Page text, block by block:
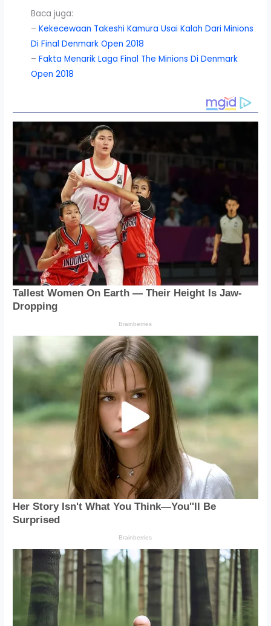
Baca juga:
–Kekecewaan Takeshi Kamura Usai Kalah Dari Minions
Di Final Denmark Open 2018
–Fakta Menarik Laga Final The Minions Di Denmark
Open 2018